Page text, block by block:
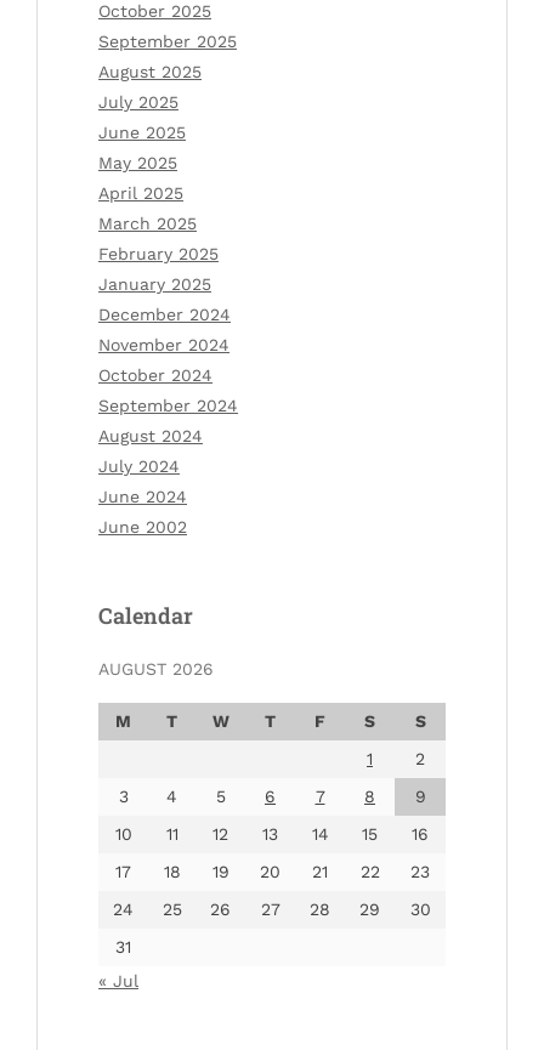
October 2025
September 2025
August 2025
July 2025
June 2025
May 2025
April 2025
March 2025
February 2025
January 2025
December 2024
November 2024
October 2024
September 2024
August 2024
July 2024
June 2024
June 2002
Calendar
AUGUST 2026
M T W T F S
S
1
2
3
4 5 6 7 8
9
10
11 12 13 14 15
16
17
18 19 20 21 22
23
24
25 26 27 28 29
30
31
« Jul